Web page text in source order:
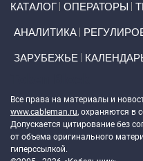
КАТАЛОГ ОПЕРАТОРЫ
АНАЛИТИКА
ЗАРУБЕЖЬЕ
Все права на материалы и
www.cableman.ru, охраняются в
Допускается цитирование без
от объема оригинального
гиперссылкой.